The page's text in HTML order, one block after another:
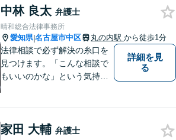
中林 良太 弁護士
晴和総合法律事務所
愛知県|名古屋市中区 丸の内駅 から徒歩1分
法律相談で必ず解決の糸口を
見つけます。「こんな相談で
もいいのかな」という気持ち
詳細を見
る
家田 大輔 弁護士